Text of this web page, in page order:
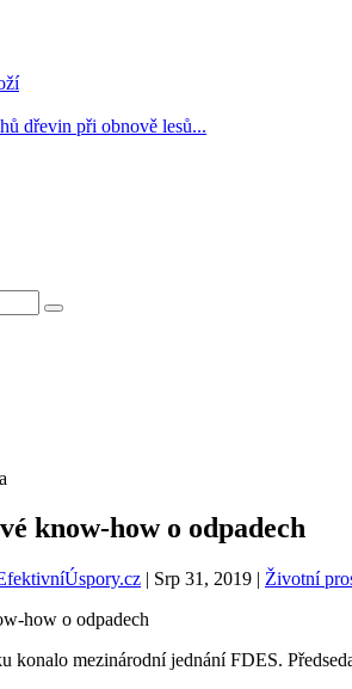
dřevin při obnově lesů...
know-how o odpadech
| Srp 31, 2019 | Životní
konalo mezinárodní jednání FDES.